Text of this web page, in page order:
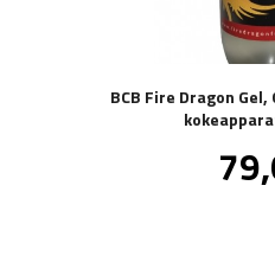
BCB Fire Dragon